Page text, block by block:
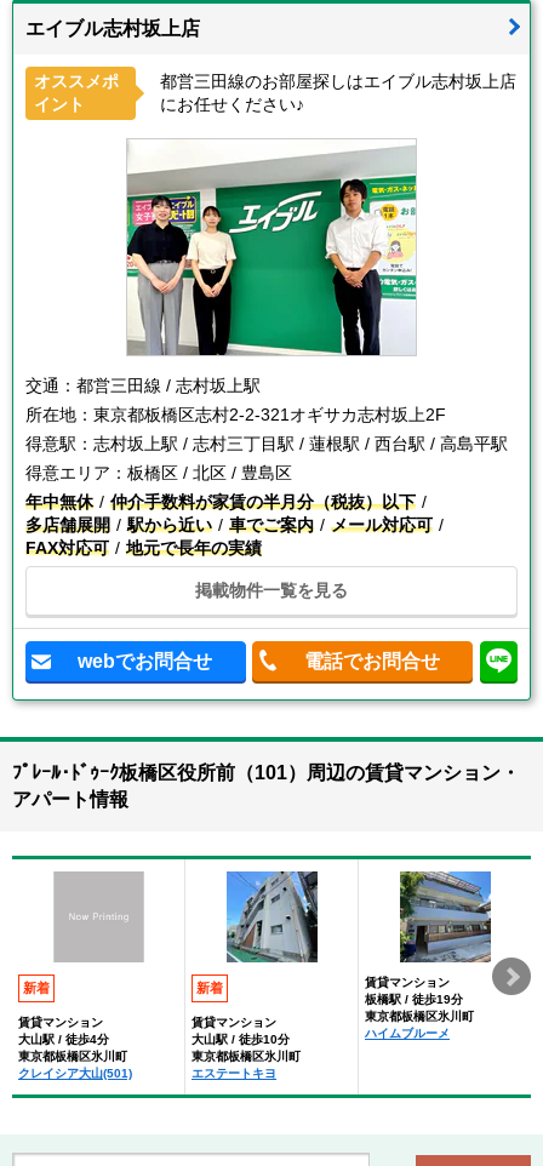
エイブル志村坂上店
オススメポ
イント
都営三田線のお部屋探しはエイブル志村坂上店
にお任せください♪
交通： 都営三田線 / 志村坂上駅
所在地： 東京都板橋区志村2-2-321オギサカ志村坂上2F
得意駅： 志村坂上駅 / 志村三丁目駅 / 蓮根駅 / 西台駅 / 高島平駅
得意エリア： 板橋区 / 北区 / 豊島区
年中無休
仲介手数料が家賃の半月分（税抜）以下
多店舗展開
駅から近い 車でご案内
メール対応可
FAX対応可
地元で長年の実績
掲載物件一覧を見る
webでお問合せ 電話でお問合せ
ﾌﾟﾚｰﾙ･ﾄﾞｩｰｸ板橋区役所前（101）周辺の賃貸マンション・
アパート情報
新着
賃貸マンション
大山駅 / 徒歩4分
東京都板橋区氷川町
クレイシア大山(501)
新着
賃貸マンション
大山駅 / 徒歩10分
東京都板橋区氷川町
エステートキヨ
賃貸マンション
板橋駅 / 徒歩19分
東京都板橋区氷川町
ハイムブルーメ